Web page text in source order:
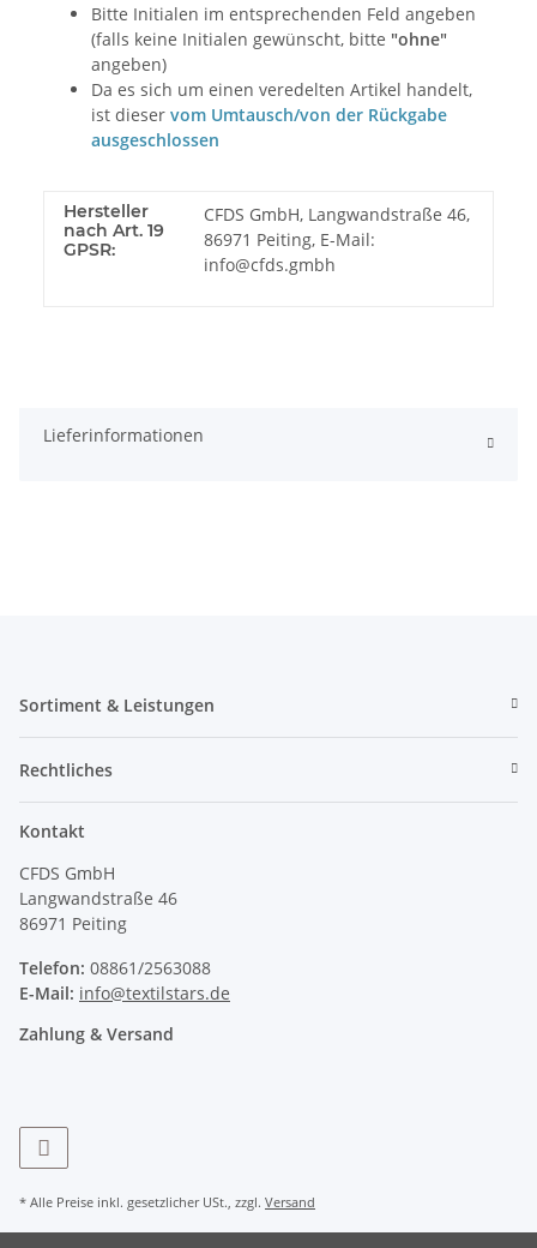
Bitte Initialen im entsprechenden Feld angeben
(falls keine Initialen gewünscht, bitte "ohne"
angeben)
Da es sich um einen veredelten Artikel handelt,
ist dieser vom Umtausch/von der Rückgabe
ausgeschlossen
Hersteller
nach Art. 19
GPSR:
CFDS GmbH, Langwandstraße 46,
86971 Peiting, E-Mail:
info@cfds.gmbh
Lieferinformationen
Sortiment & Leistungen
Rechtliches
Kontakt
CFDS GmbH
Langwandstraße 46
86971 Peiting
Telefon: 08861/2563088
E-Mail: info@textilstars.de
Zahlung & Versand
* Alle Preise inkl. gesetzlicher USt., zzgl. Versand